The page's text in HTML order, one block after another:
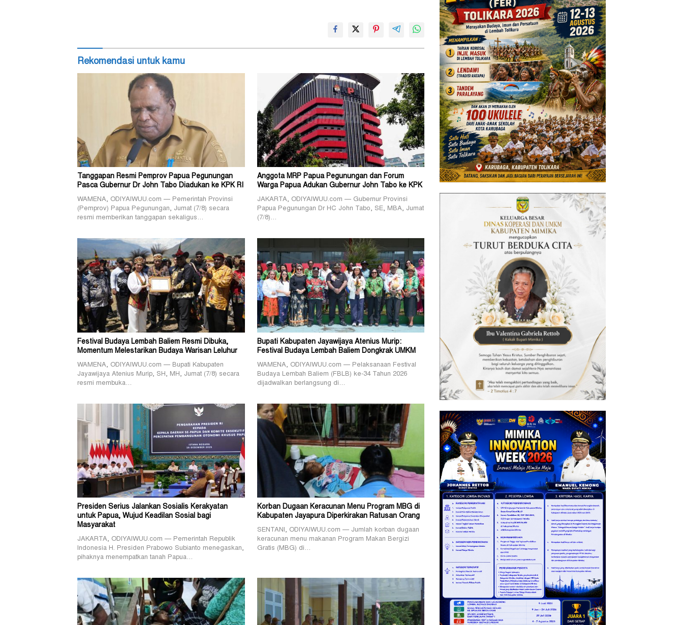
Rekomendasi untuk kamu
Tanggapan Resmi Pemprov Papua Pegunungan
Pasca Gubernur Dr John Tabo Diadukan ke KPK RI
WAMENA, ODIYAIWUU.com — Pemerintah Provinsi
(Pemprov) Papua Pegunungan, Jumat (7/8) secara
resmi memberikan tanggapan sekaligus…
Anggota MRP Papua Pegunungan dan Forum
Warga Papua Adukan Gubernur John Tabo ke KPK
JAKARTA, ODIYAIWUU.com — Gubernur Provinsi
Papua Pegunungan Dr HC John Tabo, SE, MBA, Jumat
(7/8)…
Festival Budaya Lembah Baliem Resmi Dibuka,
Momentum Melestarikan Budaya Warisan Leluhur
WAMENA, ODIYAIWUU.com — Bupati Kabupaten
Jayawijaya Atenius Murip, SH, MH, Jumat (7/8) secara
resmi membuka…
Bupati Kabupaten Jayawijaya Atenius Murip:
Festival Budaya Lembah Baliem Dongkrak UMKM
WAMENA, ODIYAIWUU.com — Pelaksanaan Festival
Budaya Lembah Baliem (FBLB) ke-34 Tahun 2026
dijadwalkan berlangsung di…
Presiden Serius Jalankan Sosialis Kerakyatan
untuk Papua, Wujud Keadilan Sosial bagi
Masyarakat
JAKARTA, ODIYAIWUU.com — Pemerintah Republik
Indonesia H. Presiden Prabowo Subianto menegaskan,
pihaknya menempatkan tanah Papua…
Korban Dugaan Keracunan Menu Program MBG di
Kabupaten Jayapura Diperkirakan Ratusan Orang
SENTANI, ODIYAIWUU.com — Jumlah korban dugaan
keracunan menu makanan Program Makan Bergizi
Gratis (MBG) di…